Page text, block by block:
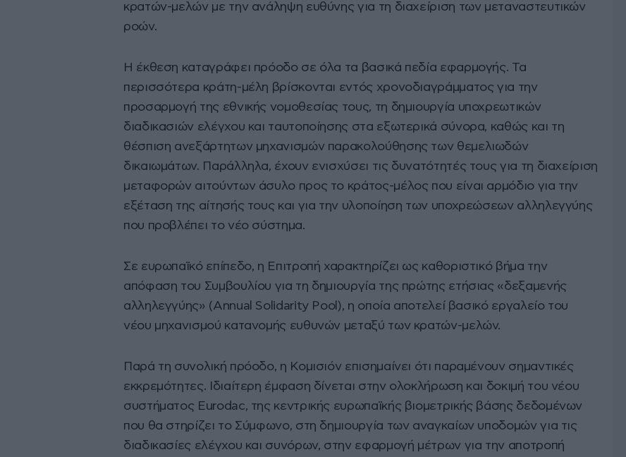
κρατών-μελών με την ανάληψη ευθύνης για τη διαχείριση των μεταναστευτικών
ροών.
Η έκθεση καταγράφει πρόοδο σε όλα τα βασικά πεδία εφαρμογής. Τα
περισσότερα κράτη-μέλη βρίσκονται εντός χρονοδιαγράμματος για την
προσαρμογή της εθνικής νομοθεσίας τους, τη δημιουργία υποχρεωτικών
διαδικασιών ελέγχου και ταυτοποίησης στα εξωτερικά σύνορα, καθώς και τη
θέσπιση ανεξάρτητων μηχανισμών παρακολούθησης των θεμελιωδών
δικαιωμάτων. Παράλληλα, έχουν ενισχύσει τις δυνατότητές τους για τη διαχείριση
μεταφορών αιτούντων άσυλο προς το κράτος-μέλος που είναι αρμόδιο για την
εξέταση της αίτησής τους και για την υλοποίηση των υποχρεώσεων αλληλεγγύης
που προβλέπει το νέο σύστημα.
Σε ευρωπαϊκό επίπεδο, η Επιτροπή χαρακτηρίζει ως καθοριστικό βήμα την
απόφαση του Συμβουλίου για τη δημιουργία της πρώτης ετήσιας «δεξαμενής
αλληλεγγύης» (Annual Solidarity Pool), η οποία αποτελεί βασικό εργαλείο του
νέου μηχανισμού κατανομής ευθυνών μεταξύ των κρατών-μελών.
Παρά τη συνολική πρόοδο, η Κομισιόν επισημαίνει ότι παραμένουν σημαντικές
εκκρεμότητες. Ιδιαίτερη έμφαση δίνεται στην ολοκλήρωση και δοκιμή του νέου
συστήματος Eurodac, της κεντρικής ευρωπαϊκής βιομετρικής βάσης δεδομένων
που θα στηρίζει το Σύμφωνο, στη δημιουργία των αναγκαίων υποδομών για τις
διαδικασίες ελέγχου και συνόρων, στην εφαρμογή μέτρων για την αποτροπή